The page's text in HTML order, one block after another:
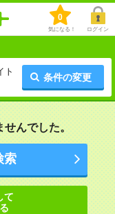
0
気になる！ ログイン
ト
条件の変更
んでした。
索
て